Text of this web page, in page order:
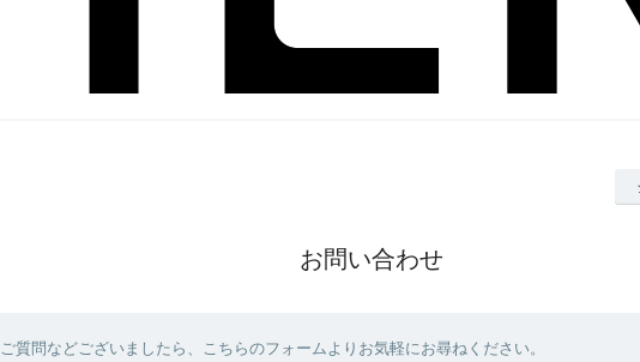
お問い合わせ
ご質問などございましたら、こちらのフォームよりお気軽にお尋ねください。